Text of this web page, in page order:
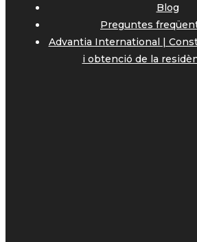
Blog
Preguntes
Advantia International |
i obtenció de la